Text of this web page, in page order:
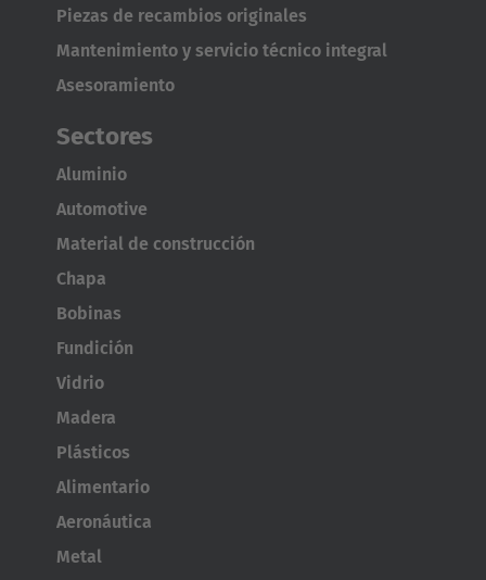
Piezas de recambios originales
Mantenimiento y servicio técnico integral
Asesoramiento
Sectores
Aluminio
Automotive
Material de construcción
Chapa
Bobinas
Fundición
Vidrio
Madera
Plásticos
Alimentario
Aeronáutica
Metal